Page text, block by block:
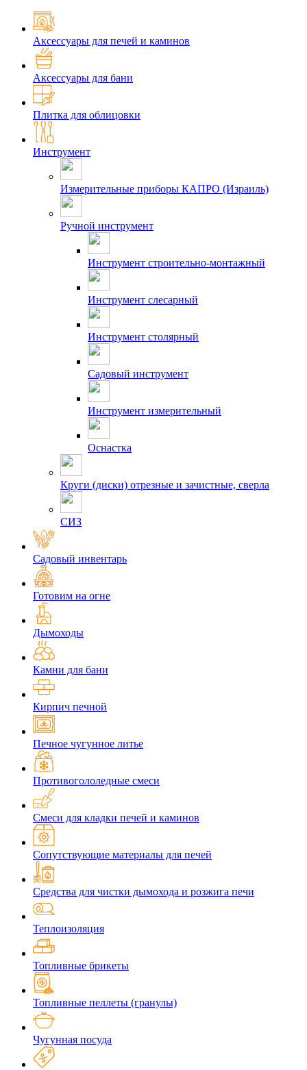
Аксессуары для печей и каминов
Аксессуары для бани
Плитка для облицовки
Инструмент
Измерительные приборы КАПРО (Израиль)
Ручной инструмент
Инструмент строительно-монтажный
Инструмент слесарный
Инструмент столярный
Садовый инструмент
Инструмент измерительный
Оснастка
Круги (диски) отрезные и зачистные, сверла
СИЗ
Садовый инвентарь
Готовим на огне
Дымоходы
Камни для бани
Кирпич печной
Печное чугунное литье
Противогололедные смеси
Смеси для кладки печей и каминов
Сопутствующие материалы для печей
Средства для чистки дымохода и розжига печи
Теплоизоляция
Топливные брикеты
Топливные пеллеты (гранулы)
Чугунная посуда